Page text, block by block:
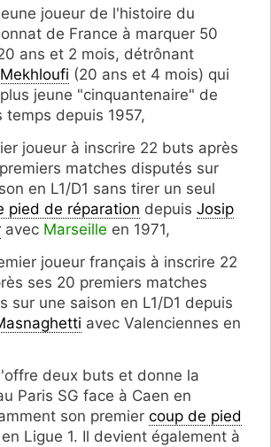
joueur de l'histoire du
de France à marquer 50
ans et 2 mois, détrônant
(20 ans et 4 mois) qui
jeune "cinquantenaire" de
temps depuis 1957,
joueur à inscrire 22 buts après
matches disputés sur
en L1/D1 sans tirer un seul
pied de réparation depuis Josip
avec Marseille en 1971,
joueur français à inscrire 22
ses 20 premiers matches
sur une saison en L1/D1 depuis
avec Valenciennes en
deux buts et donne la
Paris SG face à Caen en
son premier coup de pied
en Ligue 1. Il devient également à